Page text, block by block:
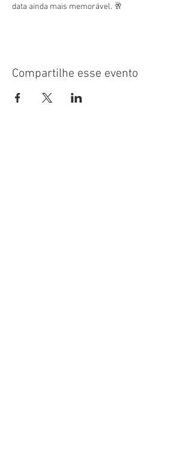
data ainda mais memorável. 🥂
Compartilhe esse evento